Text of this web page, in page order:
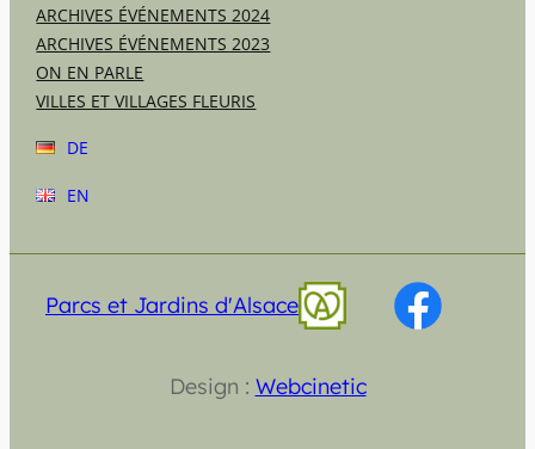
ARCHIVES ÉVÉNEMENTS 2024
ARCHIVES ÉVÉNEMENTS 2023
ON EN PARLE
VILLES ET VILLAGES FLEURIS
DE
EN
Parcs et Jardins d'Alsace
Design : Webcinetic